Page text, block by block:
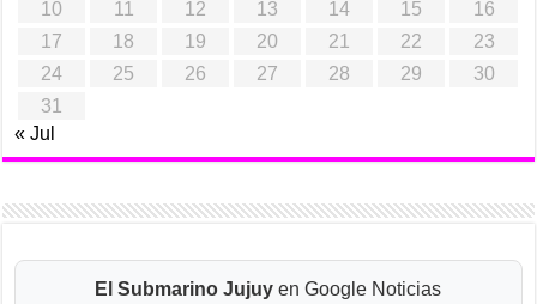
10
11 12 13 14 15
16
17
18 19 20 21 22
23
24
25 26 27 28 29
30
31
« Jul
El Submarino Jujuy en Google Noticias